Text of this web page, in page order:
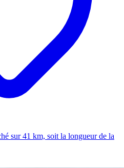
sur 41 km, soit la longueur de la